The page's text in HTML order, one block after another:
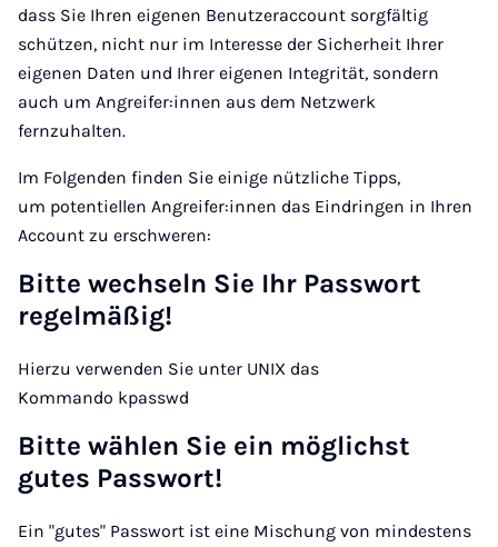
dass Sie Ihren eigenen Benutzeraccount sorgfältig
schützen, nicht nur im Interesse der Sicherheit Ihrer
eigenen Daten und Ihrer eigenen Integrität, sondern
auch um Angreifer:innen aus dem Netzwerk
fernzuhalten.
Im Folgenden finden Sie einige nützliche Tipps,
um potentiellen Angreifer:innen das Eindringen in Ihren
Account zu erschweren:
Bitte wechseln Sie Ihr Passwort
regelmäßig!
Hierzu verwenden Sie unter UNIX das
Kommando kpasswd
Bitte wählen Sie ein möglichst
gutes Passwort!
Ein "gutes" Passwort ist eine Mischung von mindestens